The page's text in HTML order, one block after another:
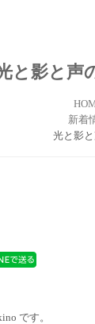
と影と声
新着
光と影
です。